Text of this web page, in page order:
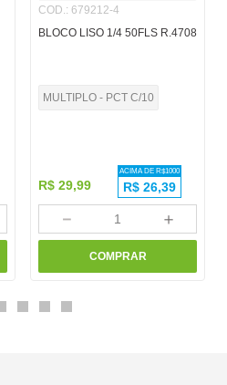
COD.: 679212-4
BLOCO LISO 1/4 50FLS R.4708
MULTIPLO - PCT C/10
R$ 29,99
ACIMA DE R$1000
R$ 26,39
＋
－
COMPRAR